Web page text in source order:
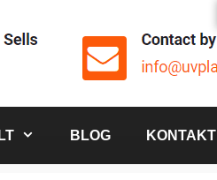
BLOG KONTAKT